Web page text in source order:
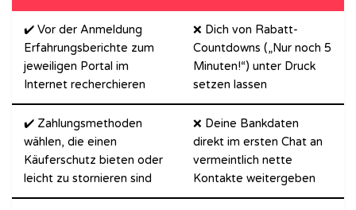
✔️ Vor der Anmeldung
Erfahrungsberichte zum
jeweiligen Portal im
Internet recherchieren
❌ Dich von Rabatt-
Countdowns („Nur noch 5
Minuten!“) unter Druck
setzen lassen
✔️ Zahlungsmethoden
wählen, die einen
Käuferschutz bieten oder
leicht zu stornieren sind
❌ Deine Bankdaten
direkt im ersten Chat an
vermeintlich nette
Kontakte weitergeben